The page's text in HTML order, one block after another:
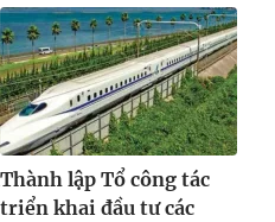
Thành lập Tổ công tác
triển khai đầu tư các